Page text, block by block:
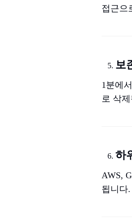
접근으
보
1분에
로 삭
하
AWS,
됩니다